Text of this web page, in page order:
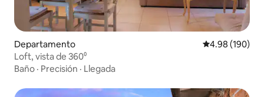
Departamento Calificación
4.98 (190)
Loft, vista de 360⁰
Baño · Precisión · Llegada